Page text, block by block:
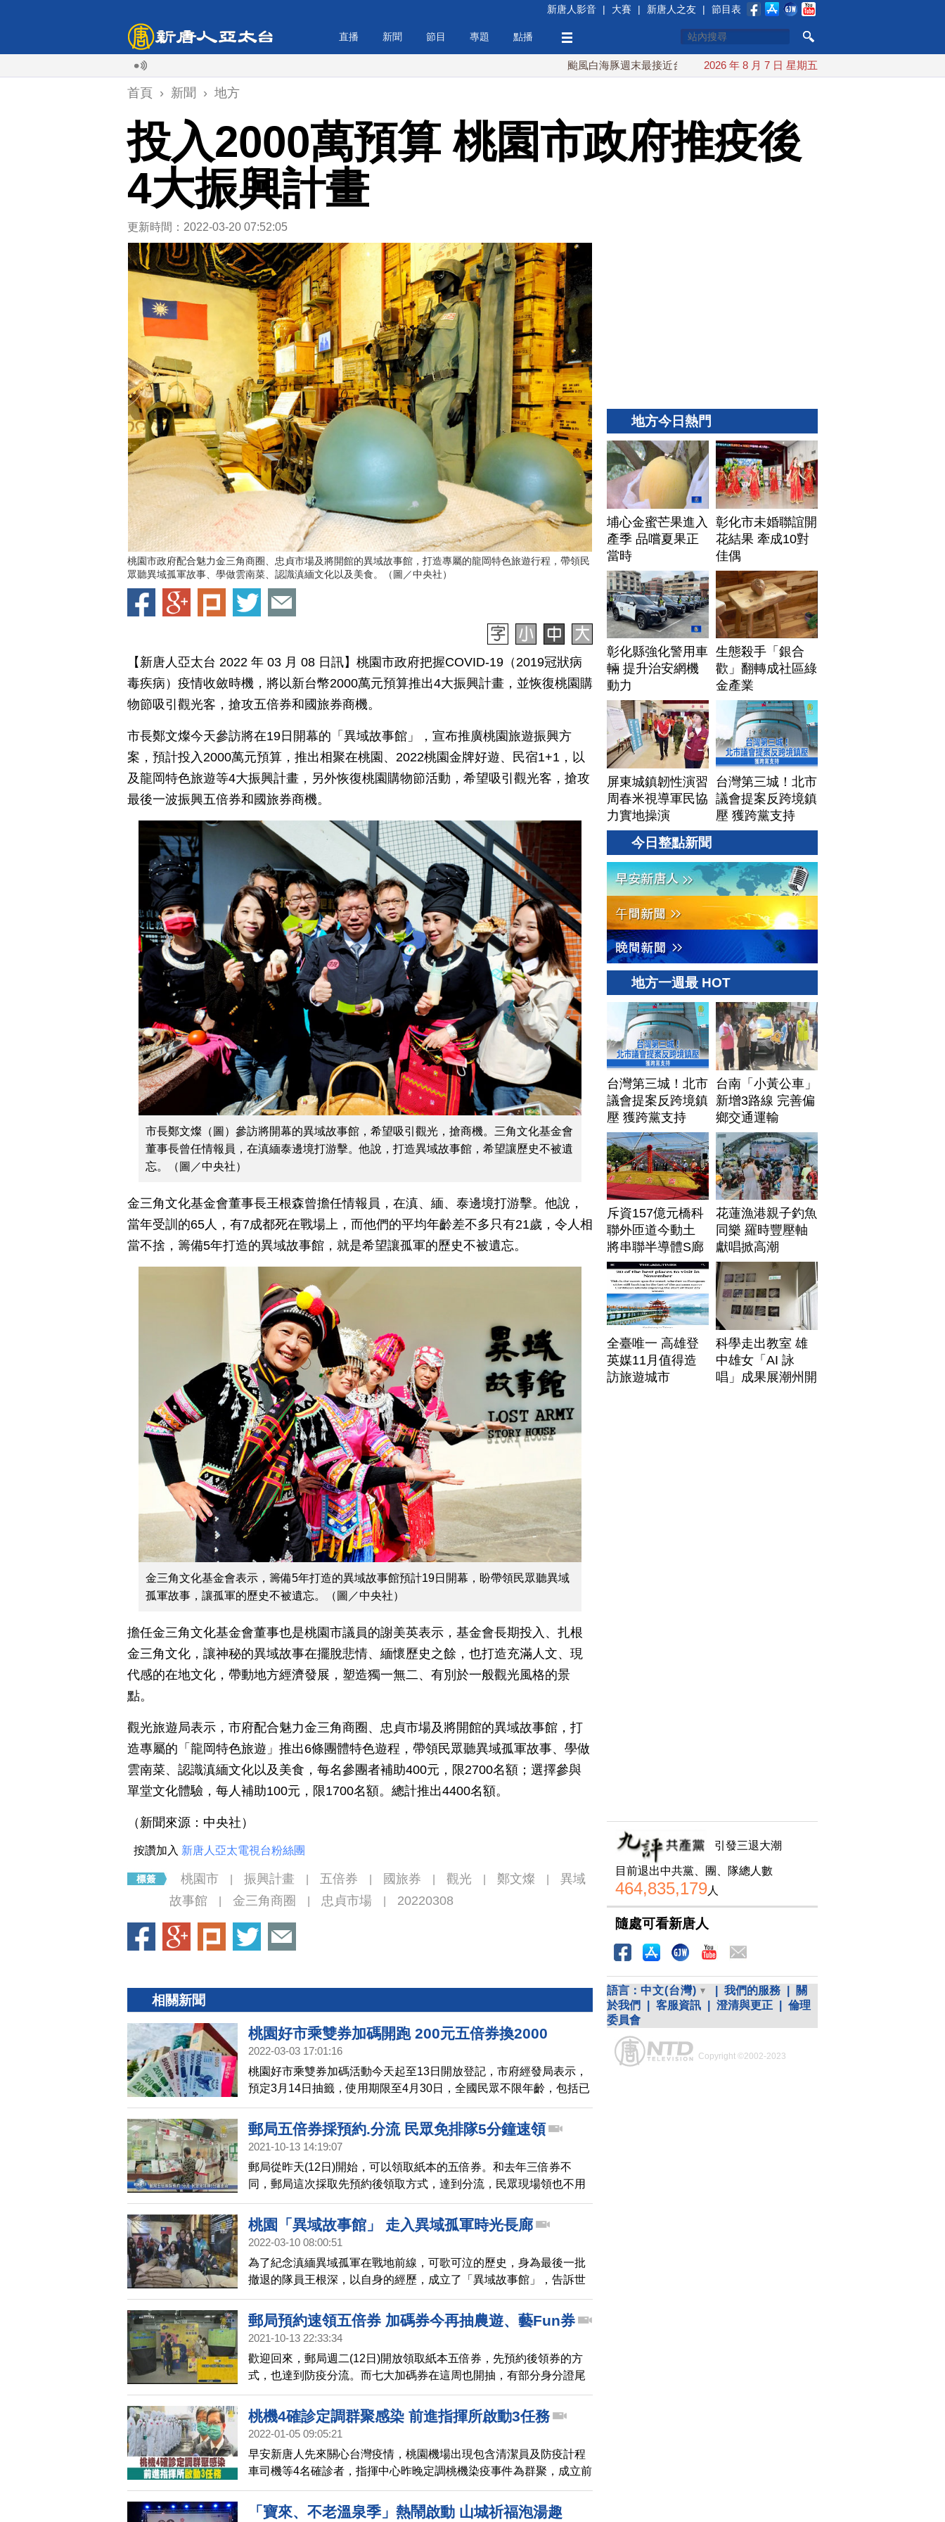
新唐人影音 | 大賽 | 新唐人之友 | 節目表
直播 新聞 節目 專題 點播
颱風白海豚週末最接近台灣 最快9日可能登陸中國 台灣漢光首結合城鎮演習 AIT連續
2026 年 8 月 7 日 星期五
首頁 › 新聞 › 地方
投入2000萬預算 桃園市政府推疫後
4大振興計畫
更新時間：2022-03-20 07:52:05
桃園市政府配合魅力金三角商圈、忠貞市場及將開館的異域故事館，打造專屬的龍岡特色旅遊行程，帶領民
眾聽異域孤軍故事、學做雲南菜、認識滇緬文化以及美食。（圖／中央社）
【新唐人亞太台 2022 年 03 月 08 日訊】桃園市政府把握COVID-19（2019冠狀病
毒疾病）疫情收斂時機，將以新台幣2000萬元預算推出4大振興計畫，並恢復桃園購
物節吸引觀光客，搶攻五倍券和國旅券商機。
市長鄭文燦今天參訪將在19日開幕的「異域故事館」，宣布推廣桃園旅遊振興方
案，預計投入2000萬元預算，推出相聚在桃園、2022桃園金牌好遊、民宿1+1，以
及龍岡特色旅遊等4大振興計畫，另外恢復桃園購物節活動，希望吸引觀光客，搶攻
最後一波振興五倍券和國旅券商機。
市長鄭文燦（圖）參訪將開幕的異域故事館，希望吸引觀光，搶商機。三角文化基金會
董事長曾任情報員，在滇緬泰邊境打游擊。他說，打造異域故事館，希望讓歷史不被遺
忘。（圖／中央社）
金三角文化基金會董事長王根森曾擔任情報員，在滇、緬、泰邊境打游擊。他說，
當年受訓的65人，有7成都死在戰場上，而他們的平均年齡差不多只有21歲，令人相
當不捨，籌備5年打造的異域故事館，就是希望讓孤軍的歷史不被遺忘。
金三角文化基金會表示，籌備5年打造的異域故事館預計19日開幕，盼帶領民眾聽異域
孤軍故事，讓孤軍的歷史不被遺忘。（圖／中央社）
擔任金三角文化基金會董事也是桃園市議員的謝美英表示，基金會長期投入、扎根
金三角文化，讓神秘的異域故事在擺脫悲情、緬懷歷史之餘，也打造充滿人文、現
代感的在地文化，帶動地方經濟發展，塑造獨一無二、有別於一般觀光風格的景
點。
觀光旅遊局表示，市府配合魅力金三角商圈、忠貞市場及將開館的異域故事館，打
造專屬的「龍岡特色旅遊」推出6條團體特色遊程，帶領民眾聽異域孤軍故事、學做
雲南菜、認識滇緬文化以及美食，每名參團者補助400元，限2700名額；選擇參與
單堂文化體驗，每人補助100元，限1700名額。總計推出4400名額。
（新聞來源：中央社）
按讚加入 新唐人亞太電視台粉絲團
桃園市 振興計畫 五倍券 國旅券 觀光 鄭文燦
異域
故事館
金三角商圈 忠貞市場 20220308
相關新聞
桃園好市乘雙券加碼開跑 200元五倍券換2000
2022-03-03 17:01:16
桃園好市乘雙券加碼活動今天起至13日開放登記，市府經發局表示，
預定3月14日抽籤，使用期限至4月30日，全國民眾不限年齡，包括已
中獎者，皆可登錄抽籤。
郵局五倍券採預約.分流 民眾免排隊5分鐘速領
2021-10-13 14:19:07
郵局從昨天(12日)開始，可以領取紙本的五倍券。和去年三倍券不
同，郵局這次採取先預約後領取方式，達到分流，民眾現場領也不用
等太久。緊接著7大加碼券近期也開抽，今天上午，第一周888元的農
遊券抽獎完畢，約有23萬人中籤。
桃園「異域故事館」 走入異域孤軍時光長廊
2022-03-10 08:00:51
為了紀念滇緬異域孤軍在戰地前線，可歌可泣的歷史，身為最後一批
撤退的隊員王根深，以自身的經歷，成立了「異域故事館」，告訴世
人這支異域孤軍的勇氣與事蹟，桃園市長鄭文燦，8日上午也前往參
訪。
郵局預約速領五倍券 加碼券今再抽農遊、藝Fun券
2021-10-13 22:33:34
歡迎回來，郵局週二(12日)開放領取紙本五倍券，先預約後領券的方
式，也達到防疫分流。而七大加碼券在這周也開抽，有部分身分證尾
號數字，同時被國旅券、農遊券或藝Fun券抽中，不過根據規則，同
樣都有登記這些券的民眾，這周只能領到國旅券。
桃機4確診定調群聚感染 前進指揮所啟動3任務
2022-01-05 09:05:21
早安新唐人先來關心台灣疫情，桃園機場出現包含清潔員及防疫計程
車司機等4名確診者，指揮中心昨晚定調桃機染疫事件為群聚，成立前
進指揮所，啟動評估現場作業、入境動線風險及快速篩檢3大任務。派
出醫福會執行長王必勝擔任統籌。同時桃園市府，也針對桃機878名
「寶來、不老溫泉季」熱鬧啟動 山城祈福泡湯趣
地方今日熱門
埔心金蜜芒果進入
產季 品嚐夏果正
當時
彰化市未婚聯誼開
花結果 牽成10對
佳偶
彰化縣強化警用車
輛 提升治安網機
動力
生態殺手「銀合
歡」翻轉成社區綠
金產業
屏東城鎮韌性演習
周春米視導軍民協
力實地操演
台灣第三城！北市
議會提案反跨境鎮
壓 獲跨黨支持
今日整點新聞
地方一週最 HOT
台灣第三城！北市
議會提案反跨境鎮
壓 獲跨黨支持
台南「小黃公車」
新增3路線 完善偏
鄉交通運輸
斥資157億元橋科
聯外匝道今動土
將串聯半導體S廊
帶
花蓮漁港親子釣魚
同樂 羅時豐壓軸
獻唱掀高潮
全臺唯一 高雄登
英媒11月值得造
訪旅遊城市
科學走出教室 雄
中雄女「AI 詠
唱」成果展潮州開
引發三退大潮
目前退出中共黨、團、隊總人數
464,835,179人
隨處可看新唐人
語言： 中文(台灣) 我們的服務
關
於我們
客服資訊 澄清與更正
倫理
委員會
Copyright ©2002-2023